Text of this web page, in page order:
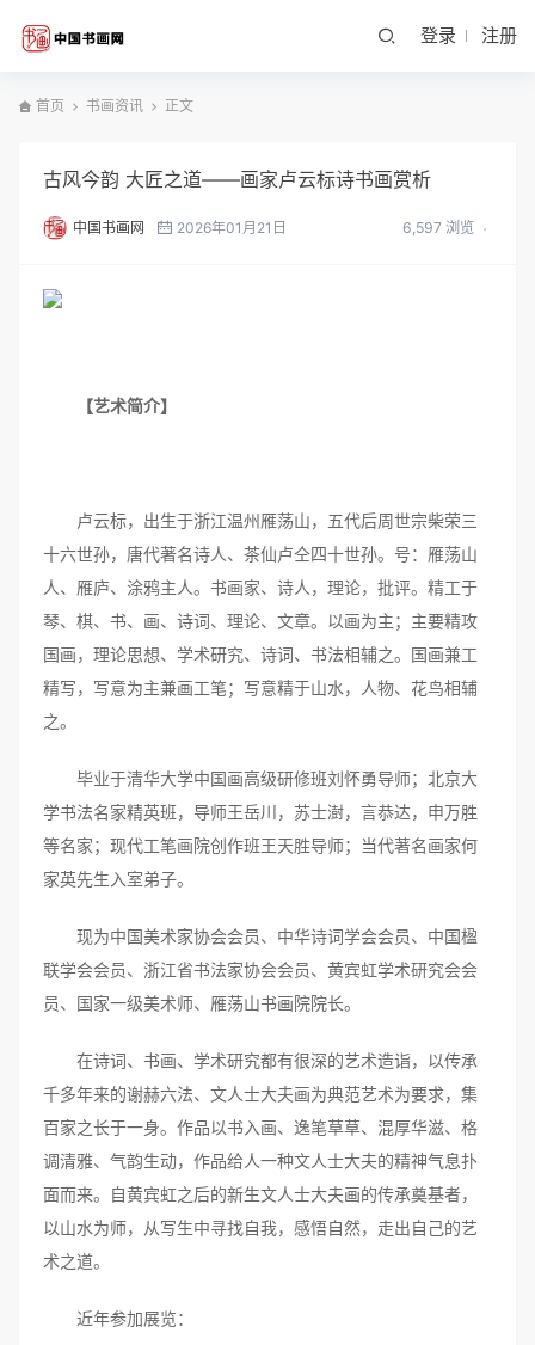
登录 注册
首页 书画资讯 正文
古风今韵 大匠之道——画家卢云标诗书画赏析
中国书画网 2026年01月21日 6,597 浏览
【艺术简介】
卢云标，出生于浙江温州雁荡山，五代后周世宗柴荣三
十六世孙，唐代著名诗人、茶仙卢仝四十世孙。号：雁荡山
人、雁庐、涂鸦主人。书画家、诗人，理论，批评。精工于
琴、棋、书、画、诗词、理论、文章。以画为主；主要精攻
国画，理论思想、学术研究、诗词、书法相辅之。国画兼工
精写，写意为主兼画工笔；写意精于山水，人物、花鸟相辅
之。
毕业于清华大学中国画高级研修班刘怀勇导师；北京大
学书法名家精英班，导师王岳川，苏士澍，言恭达，申万胜
等名家；现代工笔画院创作班王天胜导师；当代著名画家何
家英先生入室弟子。
现为中国美术家协会会员、中华诗词学会会员、中国楹
联学会会员、浙江省书法家协会会员、黄宾虹学术研究会会
员、国家一级美术师、雁荡山书画院院长。
在诗词、书画、学术研究都有很深的艺术造诣，以传承
千多年来的谢赫六法、文人士大夫画为典范艺术为要求，集
百家之长于一身。作品以书入画、逸笔草草、混厚华滋、格
调清雅、气韵生动，作品给人一种文人士大夫的精神气息扑
面而来。自黄宾虹之后的新生文人士大夫画的传承奠基者，
以山水为师，从写生中寻找自我，感悟自然，走出自己的艺
术之道。
近年参加展览：